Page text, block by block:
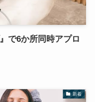
で6か所同時アプロ
新着